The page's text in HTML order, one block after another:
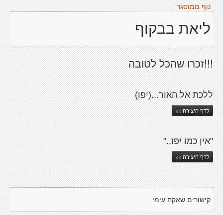
נוף ממוסגר
ליאת בבקוף
!!!זכרו שהכל לטובה
ללכת אל האור...(יפו)
לדף היצירה >>
"אין כמו יפו.."
לדף היצירה >>
קישורים שאקח עימי